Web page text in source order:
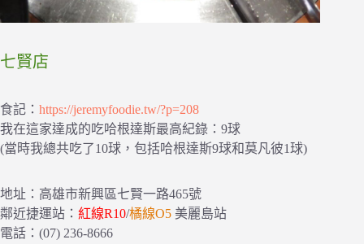
七賢店
食記： https://jeremyfoodie.tw/?p=208
我在這家達成的吃哈根達斯最高紀錄：9球
(當時我總共吃了10球，包括哈根達斯9球和莫凡彼1球)
地址：高雄市新興區七賢一路465號
鄰近捷運站： 紅線R10/橘線O5 美麗島站
電話：(07) 236-8666